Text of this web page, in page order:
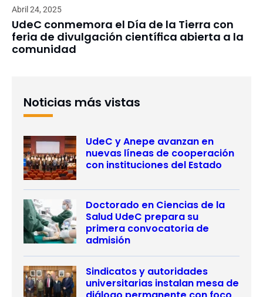
Abril 24, 2025
UdeC conmemora el Día de la Tierra con
feria de divulgación científica abierta a la
comunidad
Noticias más vistas
UdeC y Anepe avanzan en
nuevas líneas de cooperación
con instituciones del Estado
Doctorado en Ciencias de la
Salud UdeC prepara su
primera convocatoria de
admisión
Sindicatos y autoridades
universitarias instalan mesa de